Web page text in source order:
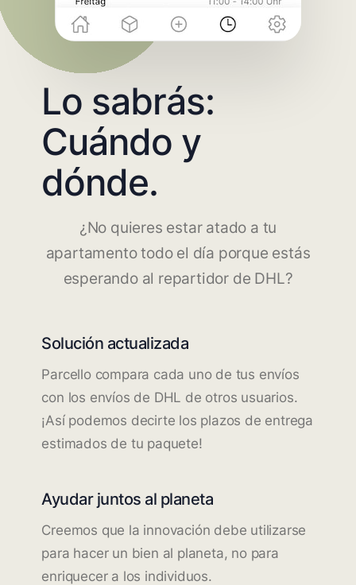
Lo sabrás:
Cuándo y
dónde.
¿No quieres estar atado a tu
apartamento todo el día porque estás
esperando al repartidor de DHL?
Solución actualizada
Parcello compara cada uno de tus envíos
con los envíos de DHL de otros usuarios.
¡Así podemos decirte los plazos de entrega
estimados de tu paquete!
Ayudar juntos al planeta
Creemos que la innovación debe utilizarse
para hacer un bien al planeta, no para
enriquecer a los individuos.